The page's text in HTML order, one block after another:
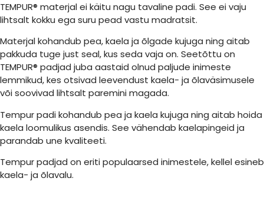
TEMPUR® materjal ei käitu nagu tavaline padi. See ei vaju
lihtsalt kokku ega suru pead vastu madratsit.
Materjal kohandub pea, kaela ja õlgade kujuga ning aitab
pakkuda tuge just seal, kus seda vaja on. Seetõttu on
TEMPUR® padjad juba aastaid olnud paljude inimeste
lemmikud, kes otsivad leevendust kaela- ja õlaväsimusele
või soovivad lihtsalt paremini magada.
Tempur padi kohandub pea ja kaela kujuga ning aitab hoida
kaela loomulikus asendis. See vähendab kaelapingeid ja
parandab une kvaliteeti.
Tempur padjad on eriti populaarsed inimestele, kellel esineb
kaela- ja õlavalu.